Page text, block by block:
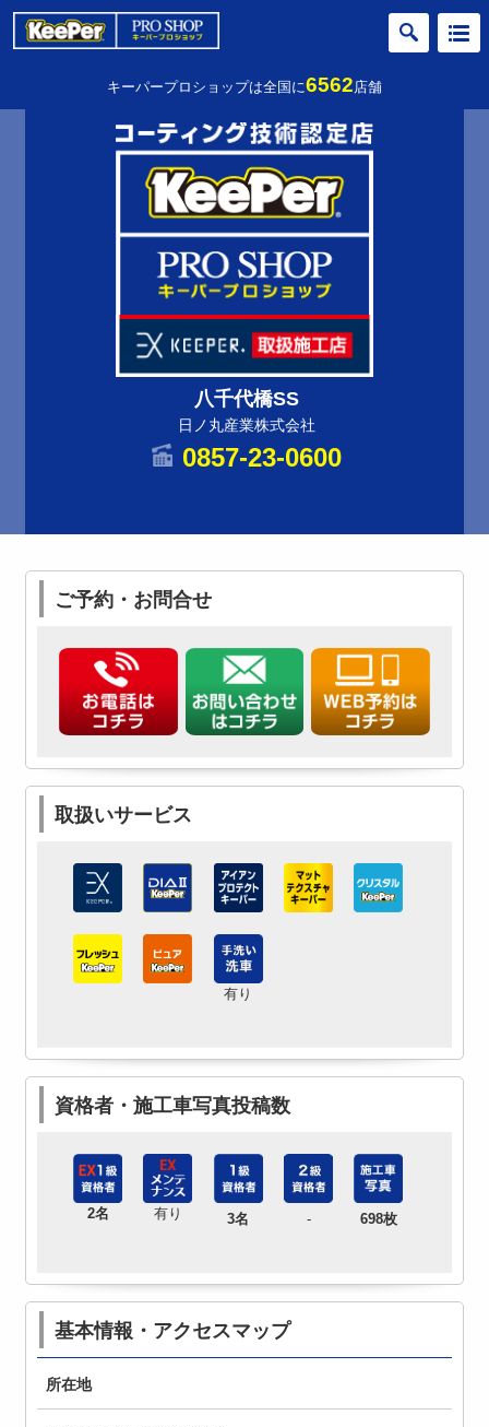
キーパープロショップは全国に6562店舗
八千代橋SS
日ノ丸産業株式会社
0857-23-0600
ご予約・お問合せ
取扱いサービス
有り
資格者・施工車写真投稿数
2名 有り 3名 - 698枚
基本情報・アクセスマップ
所在地